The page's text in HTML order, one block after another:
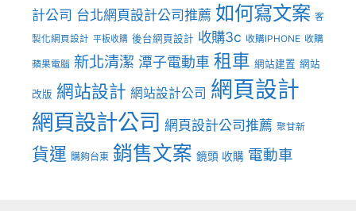
計公司 台北網頁設計公司推薦 如何寫文案 客
製化網頁設計 平板收購 後台網頁設計 收購3c 收購IPHONE 收購
蘋果電腦 新北清潔 潭子電動車 租車 網站建置 網站
改版 網站設計 網站設計公司 網頁設計
網頁設計公司 網頁設計公司推薦 聚甘新
貨運 購夠台東 銷售文案 鏡頭 收購 電動車